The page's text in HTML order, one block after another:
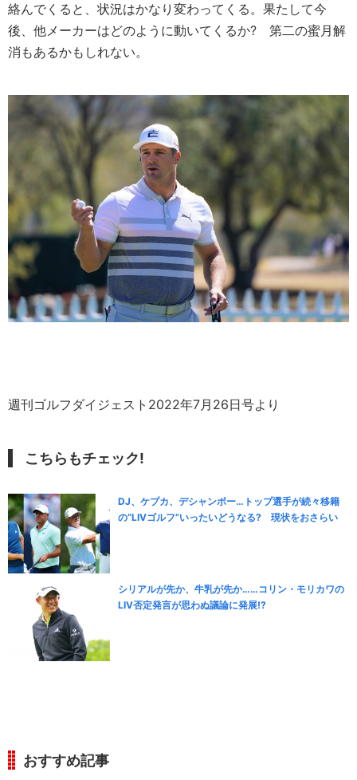
絡んでくると、状況はかなり変わってくる。果たして今
後、他メーカーはどのように動いてくるか? 第二の蜜月解
消もあるかもしれない。
週刊ゴルフダイジェスト2022年7月26日号より
こちらもチェック!
DJ、ケプカ、デシャンボー…トップ選手が続々移籍
の“LIVゴルフ”いったいどうなる? 現状をおさらい
シリアルが先か、牛乳が先か……コリン・モリカワの
LIV否定発言が思わぬ議論に発展!?
おすすめ記事